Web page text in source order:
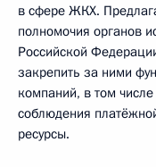
в сфере ЖКХ.
полномочия органов
Российской
закрепить за ними
компаний, в том
соблюдения
ресурсы.